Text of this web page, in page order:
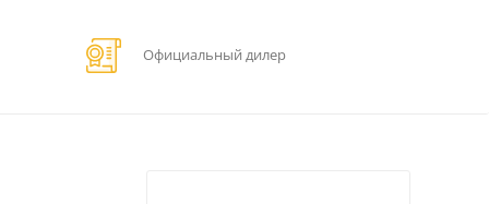
Официальный дилер